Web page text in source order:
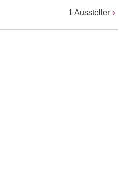
1 Aussteller